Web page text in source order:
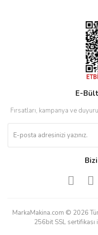
E-
Fırsatları, kampanya ve
MarkaMakina.com © 2026
256bit SSL